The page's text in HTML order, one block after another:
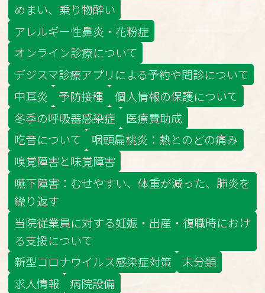
めまい、乗り物酔い
アレルギー性鼻炎・花粉症
オンライン診療について
デジスマ診療アプリによる予約や問診について
中耳炎
予防接種
個人情報の保護について
冬季の呼吸器感染症
医療費助成
吃音について
咽頭扁桃炎：熱とのどの痛み
嗅覚障害と味覚障害
嚥下障害：むせやすい、体重が減った、肺炎を
繰り返す
当院従業員に対する妊娠・出産・復職時におけ
る支援について
新型コロナウイルス感染症対策
未分類
求人情報
病院設備